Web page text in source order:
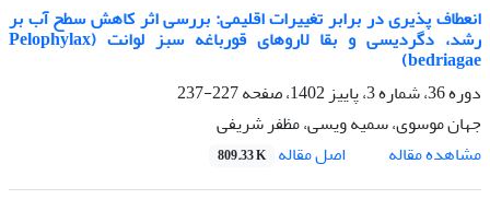
انعطاف پذیری در برابر تغییرات اقلیمی: بررسی اثر کاهش سطح آب بر
رشد، دگردیسی و بقا لاروهای قورباغه سبز لوانت (Pelophylax
bedriagae)
دوره 36، شماره 3، پاییز 1402، صفحه
227-237
جهان موسوی، سمیه ویسی، مظفر شریفی
مشاهده مقاله
اصل مقاله 809.33 K